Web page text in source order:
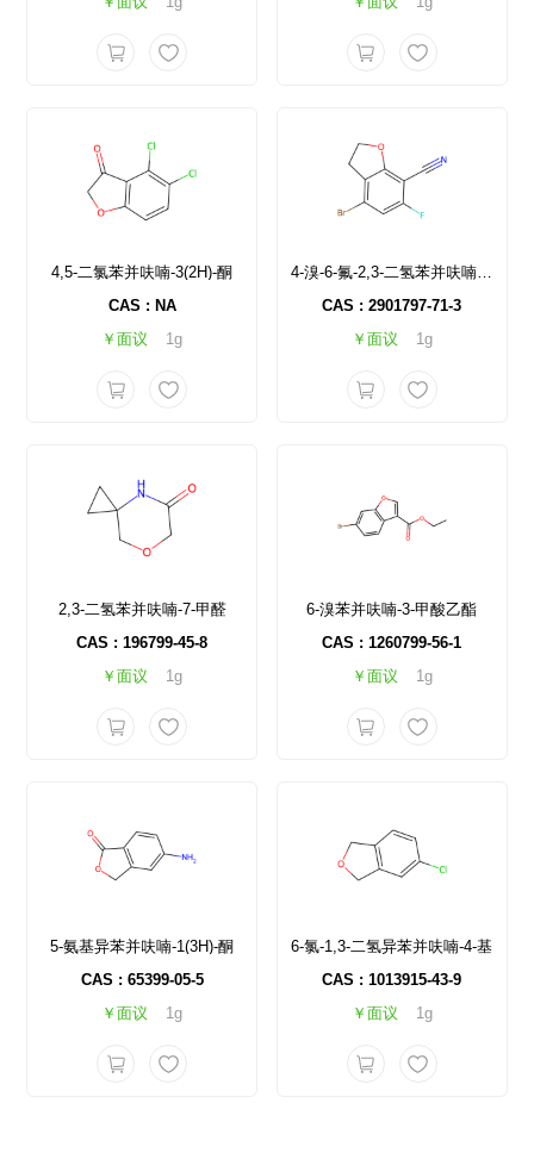
4,5-二氯苯并呋喃-3(2H)-酮
CAS : NA
￥面议
1g
4-溴-6-氟-2,3-二氢苯并呋喃-7-碳腈
CAS : 2901797-71-3
￥面议
1g
2,3-二氢苯并呋喃-7-甲醛
CAS : 196799-45-8
￥面议
1g
6-溴苯并呋喃-3-甲酸乙酯
CAS : 1260799-56-1
￥面议
1g
5-氨基异苯并呋喃-1(3H)-酮
CAS : 65399-05-5
￥面议
1g
6-氯-1,3-二氢异苯并呋喃-4-基
CAS : 1013915-43-9
￥面议
1g